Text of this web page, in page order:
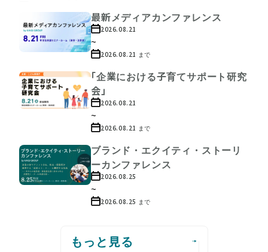
最新メディアカンファレンス
2026.08.21
~
2026.08.21 まで
「企業における子育てサポート研究
会」
2026.08.21
~
2026.08.21 まで
ブランド・エクイティ・ストーリ
ーカンファレンス
2026.08.25
~
2026.08.25 まで
もっと見る